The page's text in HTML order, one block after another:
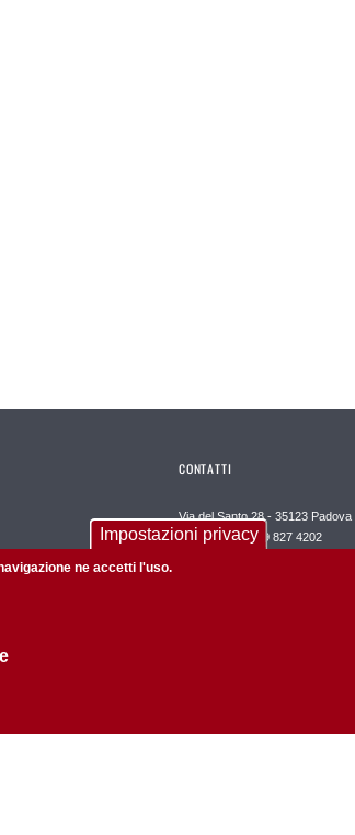
CONTATTI
Via del Santo 28 - 35123 Padova
Telefono +39 049 827 4202
Impostazioni privacy
ne accetti l'uso.